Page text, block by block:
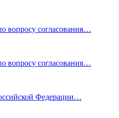
вопросу согласования…
вопросу согласования…
Федерации…